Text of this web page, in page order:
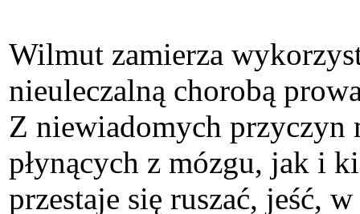
Wilmut zamierza
nieuleczalną chorobą
Z niewiadomych
płynących z mózgu, jak i
przestaje się ruszać, jeść,